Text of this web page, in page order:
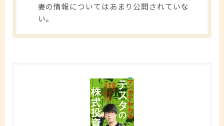
妻の情報についてはあまり公開されていな
い。